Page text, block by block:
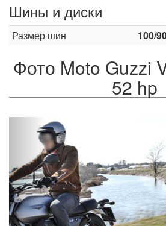
Шины и диски
Размер шин 100/
Фото Moto Guzzi
52 hp
Назад